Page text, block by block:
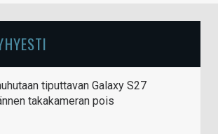
tiputtavan Galaxy S27
takakameran pois